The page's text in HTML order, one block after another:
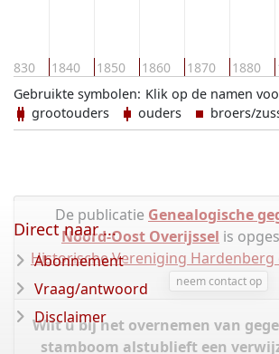
1830 1840 1850 1860 1870 1880
Klik op de namen
Gebruikte symbolen:
grootouders
ouders broers/
De publicatie Genealogische
Noord-Oost Overijssel is
Historische Vereniging Hardenberg
neem contact op
Wilt u bij het overnemen van
stamboom alstublieft een
Direct naar ...
Abonnement
Vraag/antwoord
Disclaimer